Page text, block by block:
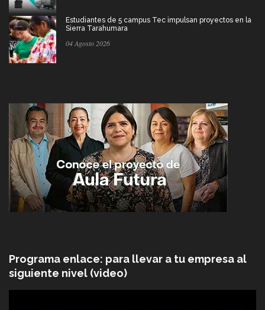
Estudiantes de 5 campus Tec impulsan proyectos en la
Sierra Tarahumara
04 Agosto 2026
Programa enlace: para llevar a tu empresa al
siguiente nivel (video)